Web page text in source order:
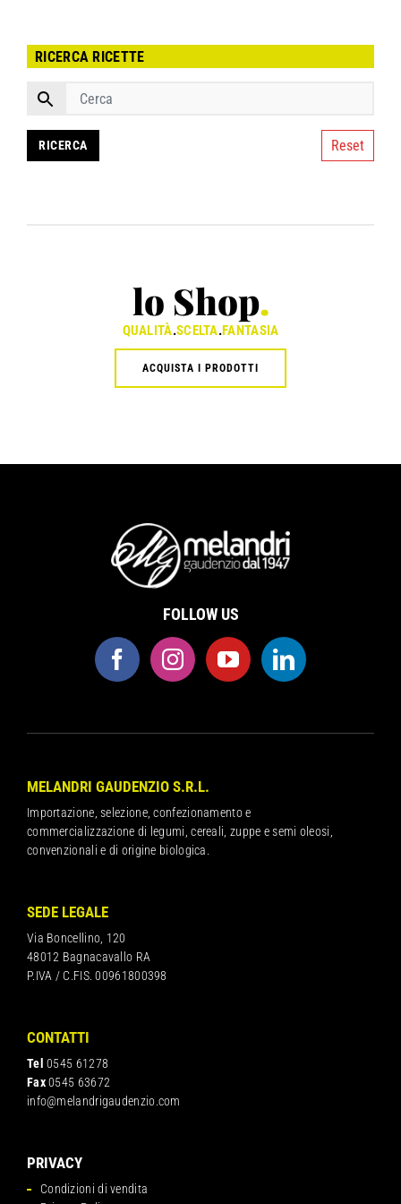
RICERCA RICETTE
Reset
lo Shop.
QUALITÀ.SCELTA.FANTASIA
ACQUISTA I PRODOTTI
FOLLOW US
MELANDRI GAUDENZIO S.R.L.
Importazione, selezione, confezionamento e
commercializzazione di legumi, cereali, zuppe e semi oleosi,
convenzionali e di origine biologica.
SEDE LEGALE
Via Boncellino, 120
48012 Bagnacavallo RA
P.IVA / C.FIS. 00961800398
CONTATTI
Tel 0545 61278
Fax0545 63672
info@melandrigaudenzio.com
PRIVACY
Condizioni di vendita